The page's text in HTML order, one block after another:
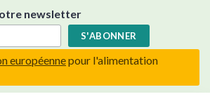
newsletter
européennepour l'alimentation